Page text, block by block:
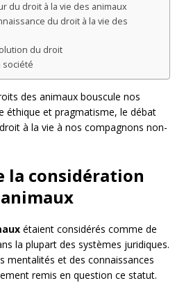
du droit à la vie des animaux
du droit à la vie des
du droit
société
des animaux bouscule nos
éthique et pragmatisme, le débat
à la vie à nos compagnons non-
la considération
étaient considérés comme de
la plupart des systèmes juridiques.
mentalités et des connaissances
remis en question ce statut.